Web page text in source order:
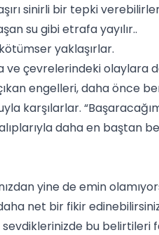
sinirli bir tepki
su gibi etrafa yayılır..
yaklaşırlar.
çevrelerindeki olaylara
engelleri, daha önce
karşılarlar.
daha en baştan
yine de emin
net bir fikir
sevdiklerinizde bu